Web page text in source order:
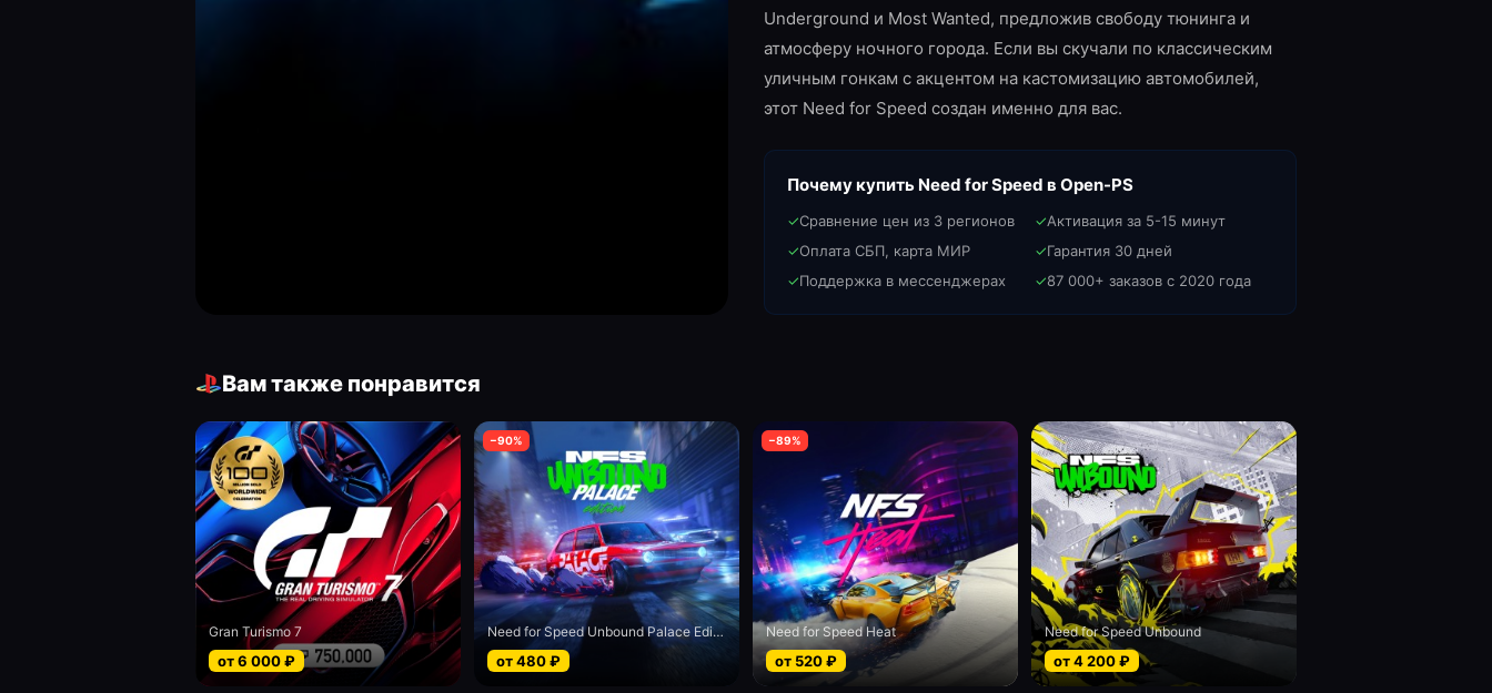
Underground и Most Wanted, предложив свободу тюнинга и
атмосферу ночного города. Если вы скучали по классическим
уличным гонкам с акцентом на кастомизацию автомобилей,
этот Need for Speed создан именно для вас.
Почему купить Need for Speed в Open-PS
✓Сравнение цен из 3 регионов ✓Активация за 5-15 минут
✓Оплата СБП, карта МИР ✓Гарантия 30 дней
✓Поддержка в мессенджерах ✓87 000+ заказов с 2020 года
Вам также понравится
Gran Turismo 7
от6 000₽
−90%
Need for Speed Unbound Palace Edition
от480₽
−89%
Need for Speed Heat
от 520₽
Need for Speed Unbound
от4 200₽